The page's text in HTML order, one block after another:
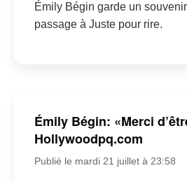
Émily Bégin garde un
passage à Juste pour rire.
Émily Bégin: «Merci
Hollywoodpq.com
Publié le mardi 21 juillet à 23:58